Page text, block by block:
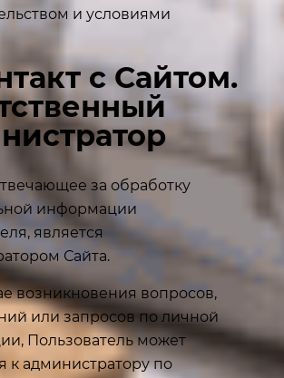
и условиями
с Сайтом.
за обработку
информации
является
Сайта.
возникновения вопросов,
или запросов по личной
Пользователь может
к администратору по